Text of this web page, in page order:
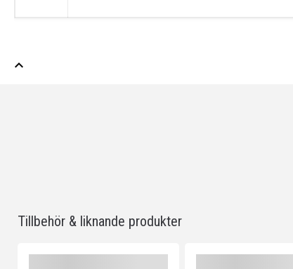
expand_less
Tillbehör & liknande produkter